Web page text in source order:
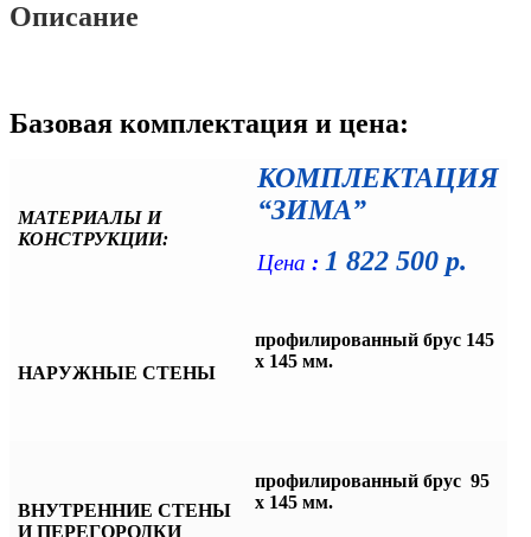
Описание
Базовая комплектация и цена:
МАТЕРИАЛЫ И
КОНСТРУКЦИИ:
КОМПЛЕКТАЦИЯ
“ЗИМА”
Цена : 1 822 500 р.
НАРУЖНЫЕ СТЕНЫ
профилированный брус 145
х 145 мм.
ВНУТРЕННИЕ СТЕНЫ
И ПЕРЕГОРОДКИ
профилированный брус 95
х 145 мм.